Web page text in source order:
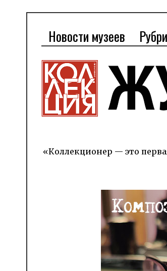
Новости музеев
«Коллекционер — это